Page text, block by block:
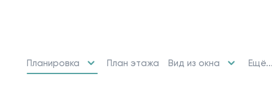
Планировка План этажа Вид из окна Ещё...